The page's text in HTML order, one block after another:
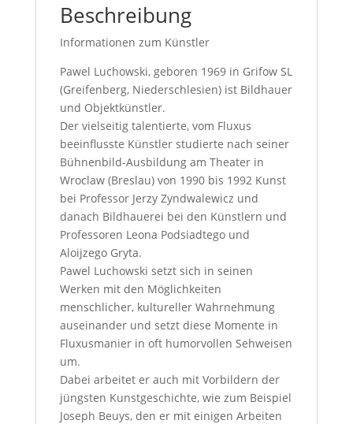
Beschreibung
Informationen zum Künstler
Pawel Luchowski, geboren 1969 in Grifow SL
(Greifenberg, Niederschlesien) ist Bildhauer
und Objektkünstler.
Der vielseitig talentierte, vom Fluxus
beeinflusste Künstler studierte nach seiner
Bühnenbild-Ausbildung am Theater in
Wroclaw (Breslau) von 1990 bis 1992 Kunst
bei Professor Jerzy Zyndwalewicz und
danach Bildhauerei bei den Künstlern und
Professoren Leona Podsiadtego und
Aloijzego Gryta.
Pawel Luchowski setzt sich in seinen
Werken mit den Möglichkeiten
menschlicher, kultureller Wahrnehmung
auseinander und setzt diese Momente in
Fluxusmanier in oft humorvollen Sehweisen
um.
Dabei arbeitet er auch mit Vorbildern der
jüngsten Kunstgeschichte, wie zum Beispiel
Joseph Beuys, den er mit einigen Arbeiten